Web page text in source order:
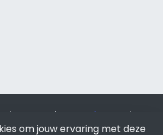
en SEO door SEO-bureau
Lion
voor bewezen resultaten?SEO
om jouw ervaring met deze